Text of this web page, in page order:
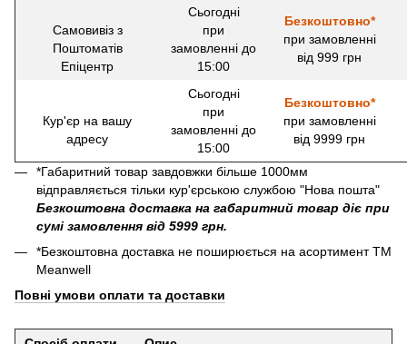
Самовивіз з
Поштоматів
Епіцентр
Сьогодні
при
замовленні до
15:00
Безкоштовно*
при замовленні
від 999 грн
Кур'єр на вашу
адресу
Сьогодні
при
замовленні до
15:00
Безкоштовно*
при замовленні
від 9999 грн
*Габаритний товар завдовжки більше 1000мм
відправляється тільки кур'єрською службою "Нова пошта"
Безкоштовна доставка на габаритний товар діє при
сумі замовлення від 5999 грн.
*Безкоштовна доставка не поширюється на асортимент ТМ
Meanwell
Повні умови оплати та доставки